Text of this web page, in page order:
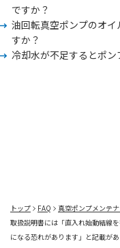
ですか？
油回転真空ポンプのオ
すか？
冷却水が不足するとポ
トップ FAQ 真空ポンプメンテ
取扱説明書には「直入れ始動結線
になる恐れがあります」と記載が